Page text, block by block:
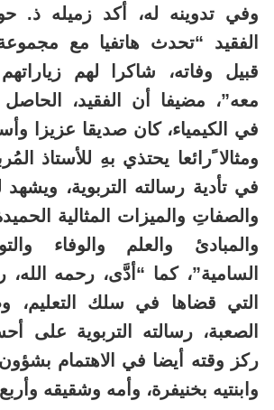
وفي تدوينه له، أكد زميله ذ.
الفقيد “تحدث هاتفيا مع
قبيل وفاته، شاكرا لهم
معه”، مضيفا أن الفقيد، الحاصل
في الكيمياء، كان صديقا عزيزا
ومثالا ًرائعا يحتذي بهِ للأستاذ
في تأدية رسالته التربوية، ويشهد
والصفاتِ والميزات المثالية
والمبادئ والعلم والوفاء
السامية”، كما “أدَّى، رحمه
التي قضاها في سلك التعليم،
الصعبة، رسالته التربوية على
ركز وقته أيضا في الاهتمام
وابنتيه بخنيفرة، وأمه وشقيقه